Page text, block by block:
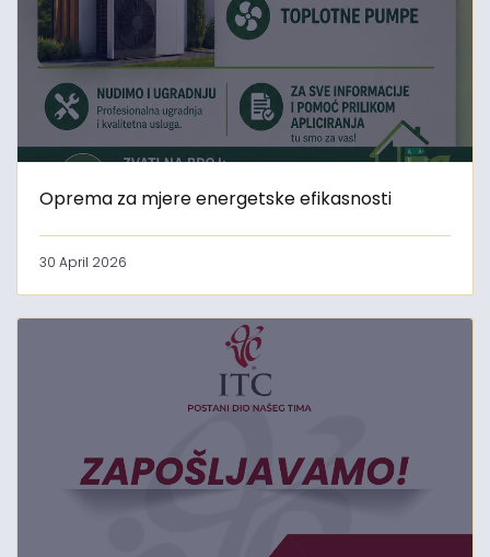
Oprema za mjere energetske efikasnosti
30 April 2026